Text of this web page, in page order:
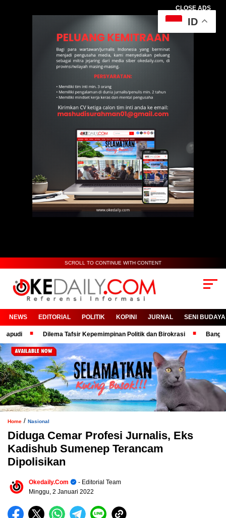
CLOSE ADS
SCROLL TO CONTINUE WITH CONTENT
NEWS EDITORIAL POLITIK KOPINI JURNAL SENI BUDAYA
Dilema Tafsir Kepemimpinan Politik dan Birokrasi Bangga! KPRI
Home / Nasional
Diduga Cemar Profesi Jurnalis, Eks
Kadishub Sumenep Terancam
Dipolisikan
Okedaily.com
- Editorial Team
Minggu, 2 Januari 2022
ID